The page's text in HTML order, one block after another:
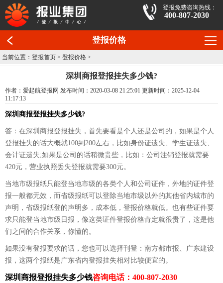
登报免费咨询热线：
400-807-2030
登报价格
当前位置：登报首页 >登报价格 >
深圳商报登报挂失多少钱?
作者：爱起航登报网 发布时间：2020-03-08 21:25:01 更新时间：2025-12-04
11:17:13
深圳商报登报挂失多少钱?
答：在深圳商报登报挂失，首先要看是个人还是公司的，如果是个人
登报挂失的话大概就100到200左右，比如身份证遗失、学生证遗失、
会计证遗失;如果是公司的话稍微贵些，比如：公司注销登报就需要
420元，营业执照丢失登报就需要300元。
当地市级报纸只能登当地市级的各类个人和公司证件，外地的证件登
报一般都无效，而省级报纸可以登除当地市级以外的其他省内城市的
声明，省级报纸登的声明多，成本低，登报价格就低。也有些证件要
求只能登当地市级日报，像这类证件登报价格肯定就很贵了，这是他
们之间的合作关系，你懂的。
如果没有登报要求的话，您也可以选择刊登：南方都市报、广东建设
报，这两个报纸是广东省内登报挂失相对比较便宜的。
深圳商报登报挂失多少钱咨询电话：400-807-2030